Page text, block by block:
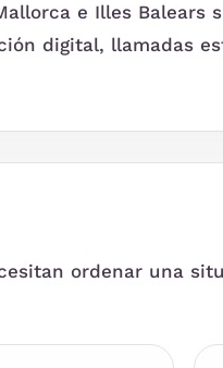
e Illes Balears
digital, llamadas
ordenar una